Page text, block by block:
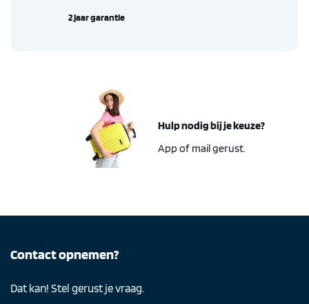
Hulp nodig bij je keuze?
App of mail gerust.
2 jaar garantie
Contact opnemen?
Dat kan! Stel gerust je vraag.